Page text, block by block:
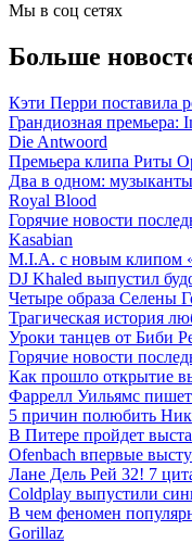
Мы в соц сетях
Больше
Кэти Перри поставила
Грандиозная премьера:
Die Antwoord
Премьера клипа Риты
Два в одном: музыканты
Royal Blood
Горячие новости
Kasabian
M.I.A. с новым клипом
DJ Khaled выпустил
Четыре образа Селены
Трагическая история
Уроки танцев от Биби
Горячие новости
Как прошло открытие
Фаррелл Уильямс
5 причин полюбить
В Питере пройдет
Ofenbach впервые
Лане Дель Рей 32! 7
Coldplay выпустили
В чем феномен
Gorillaz